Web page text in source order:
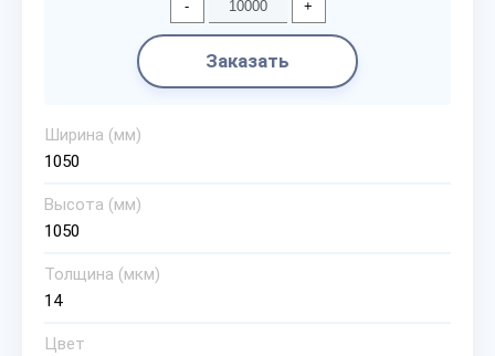
- +
Заказать
Ширина (мм)
1050
Высота (мм)
1050
Толщина (мкм)
14
Цвет